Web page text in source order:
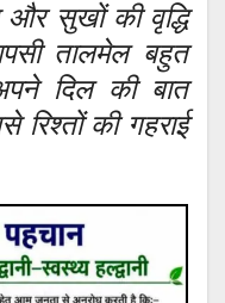
सुखों की वृद्धि
तालमेल बहुत
दिल की बात
रिश्तों की गहराई